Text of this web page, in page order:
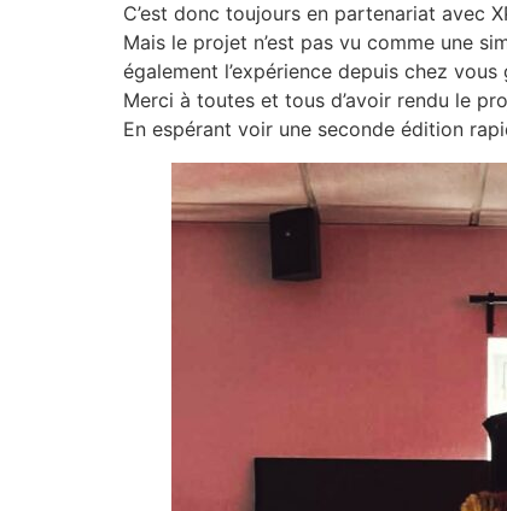
C’est donc toujours en partenariat avec
Mais le projet n’est pas vu comme une
également l’expérience depuis chez
Merci à toutes et tous d’avoir rendu le
En espérant voir une seconde édition